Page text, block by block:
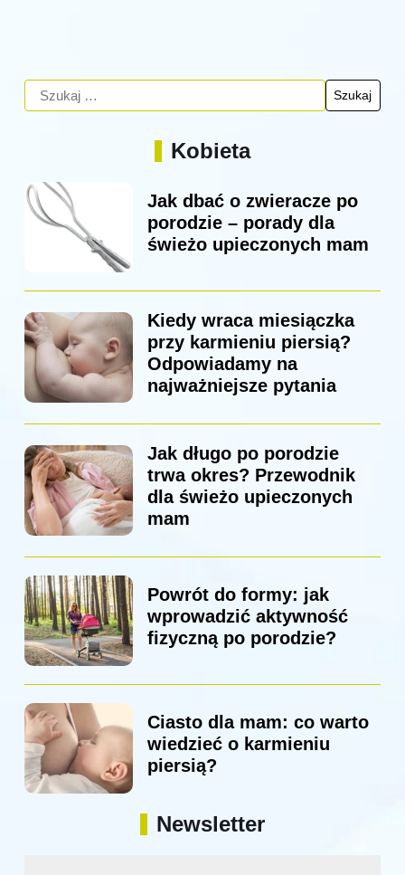
Kobieta
Jak dbać o zwieracze po
porodzie – porady dla
świeżo upieczonych mam
Kiedy wraca miesiączka
przy karmieniu piersią?
Odpowiadamy na
najważniejsze pytania
Jak długo po porodzie
trwa okres? Przewodnik
dla świeżo upieczonych
mam
Powrót do formy: jak
wprowadzić aktywność
fizyczną po porodzie?
Ciasto dla mam: co warto
wiedzieć o karmieniu
piersią?
Newsletter